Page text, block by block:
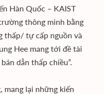
Hàn Quốc – KAIST
thông minh bằng
thấp/ tự cấp nguồn và
Hee mang tới đề tài
dẫn thấp chiều”.
mang lại những kiến